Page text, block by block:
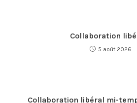
Collaboration
5 août 2026
Collaboration libéral mi-